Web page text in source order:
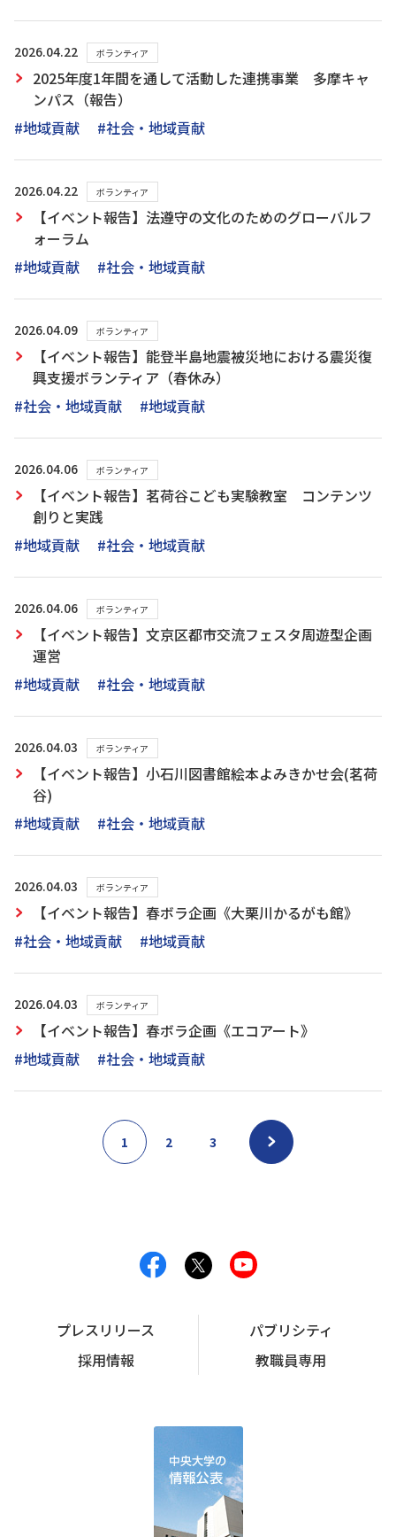
2026.04.22 ボランティア
2025年度1年間を通して活動した連携事業 多摩キャ
ンパス（報告）
#地域貢献
#社会・地域貢献
2026.04.22 ボランティア
【イベント報告】法遵守の文化のためのグローバルフ
ォーラム
#地域貢献
#社会・地域貢献
2026.04.09 ボランティア
【イベント報告】能登半島地震被災地における震災復
興支援ボランティア（春休み）
#社会・地域貢献
#地域貢献
2026.04.06 ボランティア
【イベント報告】茗荷谷こども実験教室 コンテンツ
創りと実践
#地域貢献
#社会・地域貢献
2026.04.06 ボランティア
【イベント報告】文京区都市交流フェスタ周遊型企画
運営
#地域貢献
#社会・地域貢献
2026.04.03 ボランティア
【イベント報告】小石川図書館絵本よみきかせ会(茗荷
谷)
#地域貢献
#社会・地域貢献
2026.04.03 ボランティア
【イベント報告】春ボラ企画《大栗川かるがも館》
#社会・地域貢献
#地域貢献
2026.04.03 ボランティア
【イベント報告】春ボラ企画《エコアート》
#地域貢献
#社会・地域貢献
1 2 3
プレスリリース
パブリシティ
採用情報
教職員専用